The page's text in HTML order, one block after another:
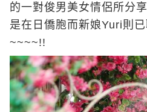
的一對俊男美女情侶所分
是在日僑胞而新娘Yuri則
~~~~!!